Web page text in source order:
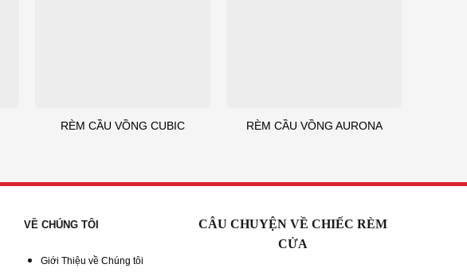
RÈM CẦU VỒNG CUBIC RÈM CẦU VỒNG AURONA
VỀ CHÚNG TÔI
Giới Thiệu về Chúng tôi
CÂU CHUYỆN VỀ CHIẾC RÈM
CỬA